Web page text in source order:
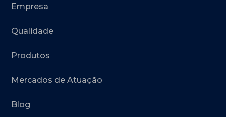
Empresa
Qualidade
Produtos
Mercados de Atuação
Blog